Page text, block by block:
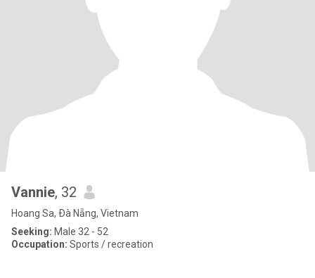
Vannie, 32
Hoang Sa, Ðà Nẵng, Vietnam
Seeking: Male 32 - 52
Occupation: Sports / recreation